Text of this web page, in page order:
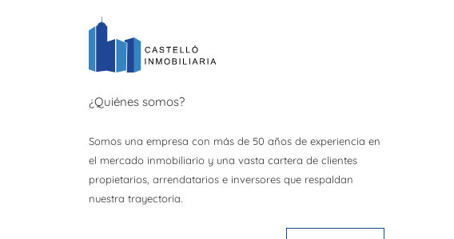
¿Quiénes somos?
Somos una empresa con más de 50 años de experiencia en
el mercado inmobiliario y una vasta cartera de clientes
propietarios, arrendatarios e inversores que respaldan
nuestra trayectoria.